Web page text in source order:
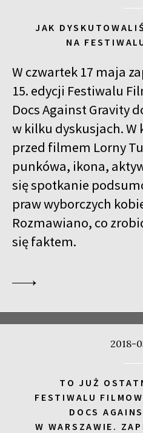
JAK
NA
W czwartek 17 maja
15. edycji Festiwalu
Docs Against Gravity
w kilku dyskusjach. W
przed filmem Lorny
punkówa, ikona,
się spotkanie
praw wyborczych
Rozmawiano, co
się faktem.
2018-
TO JUŻ
FESTIWALU
DOCS
W WARSZAWIE.